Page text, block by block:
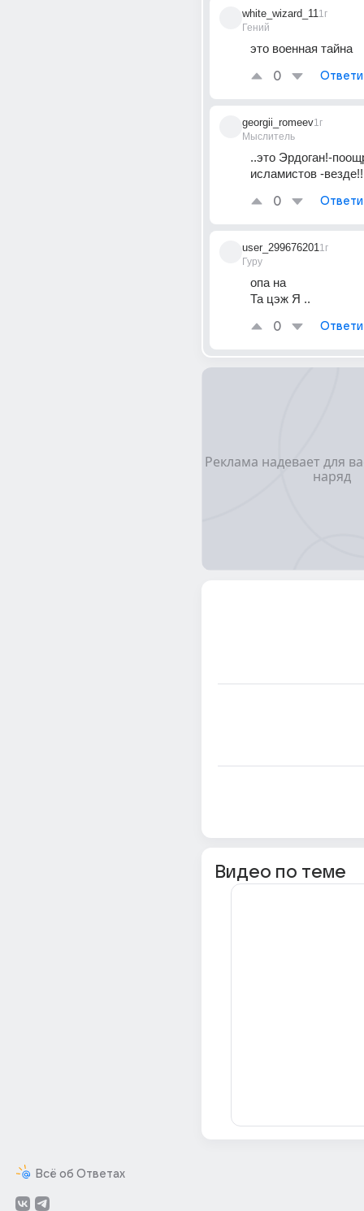
Всё об Ответах
white_wizard_11
Гений
1г
это военная тайна
0
georgii_romeev
Мыслитель
1г
..это Эрдоган!-
исламистов -везде!!
0
user_299676201
Гуру
1г
опа на
Та цэж Я ..
0
Видео по теме